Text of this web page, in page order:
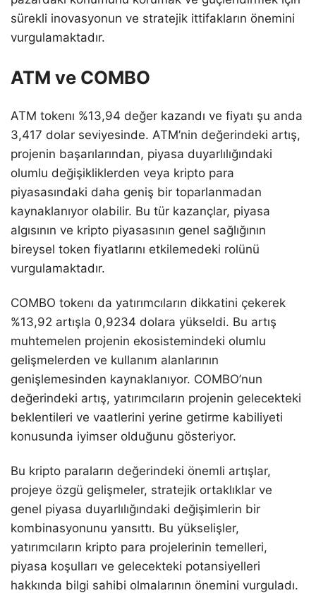
sürekli inovasyonun ve stratejik ittifakların önemini
vurgulamaktadır.
ATM ve COMBO
ATM tokenı %13,94 değer kazandı ve fiyatı şu anda
3,417 dolar seviyesinde. ATM’nin değerindeki artış,
projenin başarılarından, piyasa duyarlılığındaki
olumlu değişikliklerden veya kripto para
piyasasındaki daha geniş bir toparlanmadan
kaynaklanıyor olabilir. Bu tür kazançlar, piyasa
algısının ve kripto piyasasının genel sağlığının
bireysel token fiyatlarını etkilemedeki rolünü
vurgulamaktadır.
COMBO tokenı da yatırımcıların dikkatini çekerek
%13,92 artışla 0,9234 dolara yükseldi. Bu artış
muhtemelen projenin ekosistemindeki olumlu
gelişmelerden ve kullanım alanlarının
genişlemesinden kaynaklanıyor. COMBO’nun
değerindeki artış, yatırımcıların projenin gelecekteki
beklentileri ve vaatlerini yerine getirme kabiliyeti
konusunda iyimser olduğunu gösteriyor.
Bu kripto paraların değerindeki önemli artışlar,
projeye özgü gelişmeler, stratejik ortaklıklar ve
genel piyasa duyarlılığındaki değişimlerin bir
kombinasyonunu yansıttı. Bu yükselişler,
yatırımcıların kripto para projelerinin temelleri,
piyasa koşulları ve gelecekteki potansiyelleri
hakkında bilgi sahibi olmalarının önemini vurguladı.